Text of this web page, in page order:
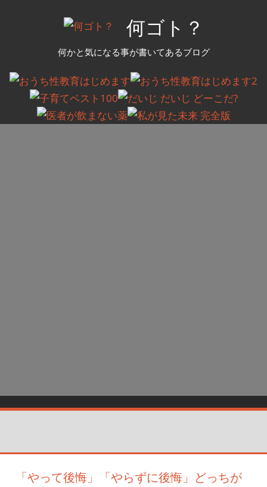
ツ
何ゴト？
何かと気になる事が書いてあるブログ
「やって後悔」「やらずに後悔」どっちが